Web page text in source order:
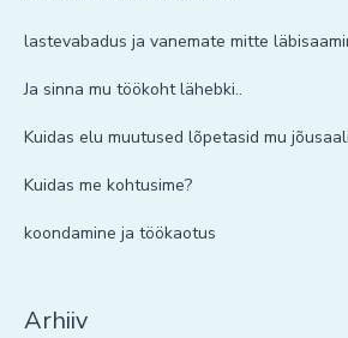
lastevabadus ja vanemate mitte
Ja sinna mu töökoht lähebki..
Kuidas elu muutused lõpetasid mu
Kuidas me kohtusime?
koondamine ja töökaotus
Arhiiv